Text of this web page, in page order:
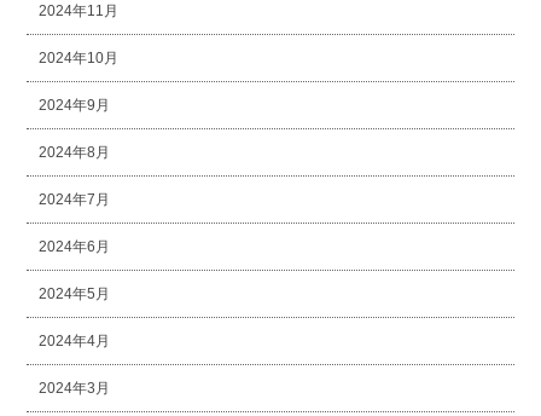
2024年11月
2024年10月
2024年9月
2024年8月
2024年7月
2024年6月
2024年5月
2024年4月
2024年3月